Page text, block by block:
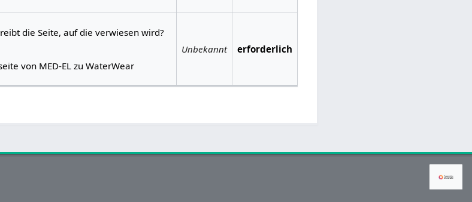
die Seite, auf die verwiesen wird?
von MED-EL zu WaterWear
Unbekannt erforderlich